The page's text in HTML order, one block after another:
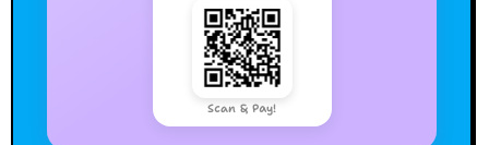
Scan & Pay!